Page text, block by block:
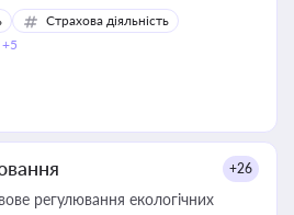
Страхова діяльність
+5
+26
регулювання екологічних